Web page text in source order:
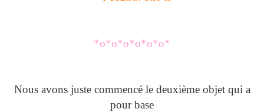
*o*o*o*o*o*o*
Nous avons juste commencé le deuxième objet qui a
pour base